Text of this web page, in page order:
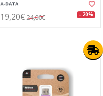
A-DATA
19,20€ 24,00€ - 20%